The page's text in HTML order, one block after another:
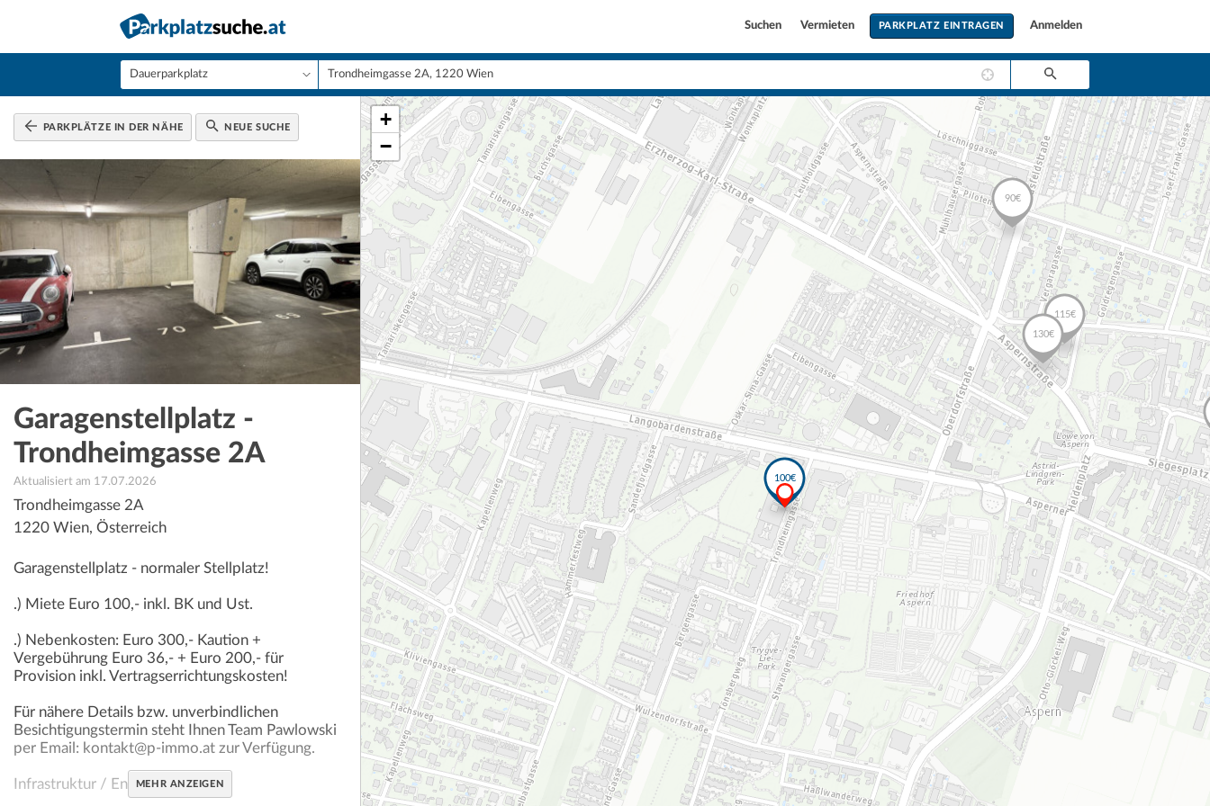
Suchen Vermieten PARKPLATZ EINTRAGEN Anmelden
PARKPLÄTZE IN DER NÄHE NEUE SUCHE
Garagenstellplatz -
Trondheimgasse 2A
Aktualisiert am 17.07.2026
Trondheimgasse 2A
1220 Wien, Österreich
Garagenstellplatz - normaler Stellplatz!
.) Miete Euro 100,- inkl. BK und Ust.
.) Nebenkosten: Euro 300,- Kaution +
Vergebührung Euro 36,- + Euro 200,- für
Provision inkl. Vertragserrichtungskosten!
Für nähere Details bzw. unverbindlichen
Besichtigungstermin steht Ihnen Team Pawlowski
per Email: kontakt@p-immo.at zur Verfügung.
Infrastruktur / Entfernungen
MEHR ANZEIGEN
+
−